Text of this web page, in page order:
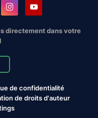
directement dans votre
de confidentialité
de droits d'auteur